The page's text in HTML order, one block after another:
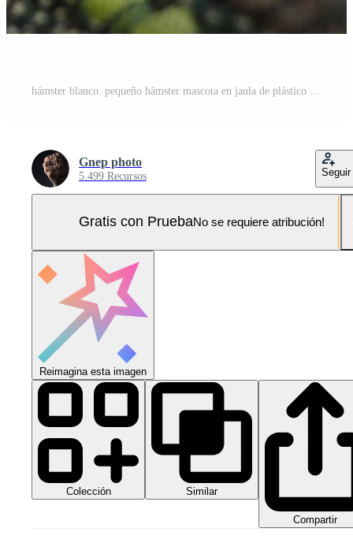
Gnep photo
5.499 Recursos Seguir
Gratis con PruebaNo se requiere atribución!
Reimagina esta imagen
Colección Similar
Compartir